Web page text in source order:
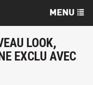
LOOK,
EXCLU AVEC